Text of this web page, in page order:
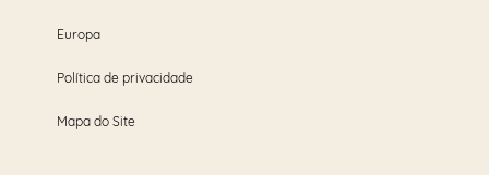
Europa
Política de privacidade
Mapa do Site